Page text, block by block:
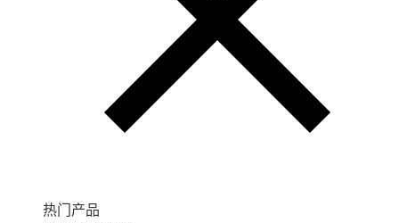
热门产品